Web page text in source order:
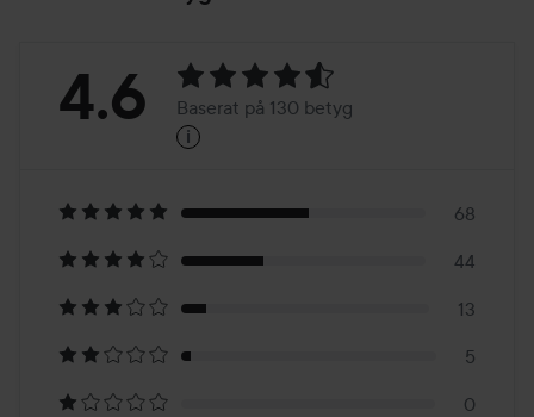
Betyg:
Baserat
på
130
betyg
4.6 Baserat på 130 betyg
i
68
44
13
5
0